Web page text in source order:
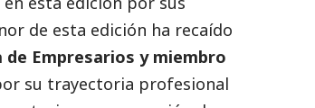
de esta edición ha recaído
de Empresarios y miembro
su trayectoria profesional